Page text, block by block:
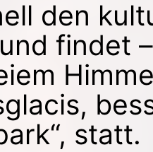
den
findet
statt.